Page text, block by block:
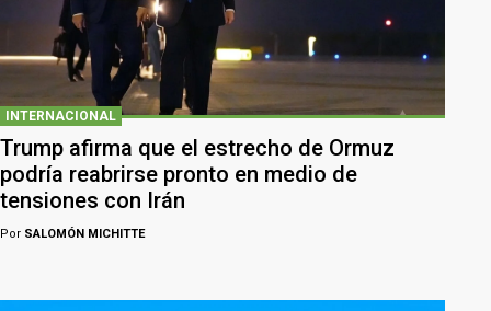
INTERNACIONAL
Trump afirma que el estrecho de Ormuz
podría reabrirse pronto en medio de
tensiones con Irán
Por SALOMÓN MICHITTE